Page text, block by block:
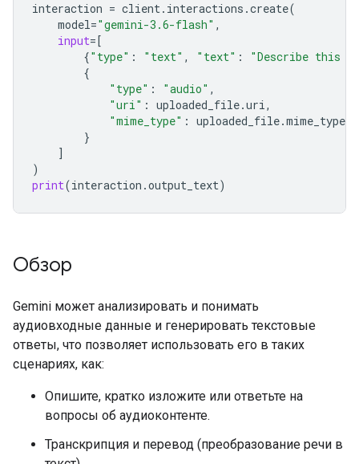
interaction = client. interactions .create(
model="gemini-3.6-flash" ,
input=[
{"type" : "text" , "text" :
"Describe this
{
"type" : "audio" ,
"uri" : uploaded_file.uri,
"mime_type" : uploaded_file.mime_type
}
]
)
print(interaction .output_text)
Обзор
Gemini может анализировать и понимать
аудиовходные данные и генерировать текстовые
ответы, что позволяет использовать его в таких
сценариях, как:
Опишите, кратко изложите или ответьте на
вопросы об аудиоконтенте.
Транскрипция и перевод (преобразование речи в